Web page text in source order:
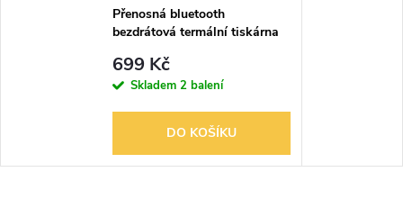
Přenosná bluetooth
bezdrátová termální tiskárna
699 Kč
Skladem 2 balení
DO KOŠÍKU